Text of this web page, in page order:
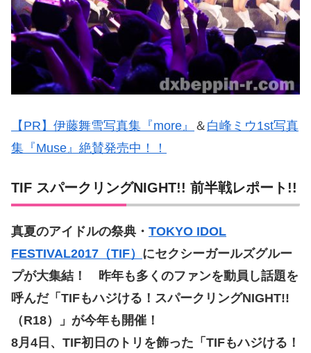
【PR】伊藤舞雪写真集『more』 ＆ 白峰ミウ1st写真
集『Muse』絶賛発売中！！
TIF スパークリングNIGHT!! 前半戦レポート!!
真夏のアイドルの祭典・ TOKYO IDOL
FESTIVAL2017 （TIF） にセクシーガールズグルー
プが大集結！ 昨年も多くのファンを動員し話題を
呼んだ「 TIFもハジける！スパークリングNIGHT!!
（R18）」が今年も開催！
8月 4 日、 TIF初日のトリを飾った「 TIFもハジける！